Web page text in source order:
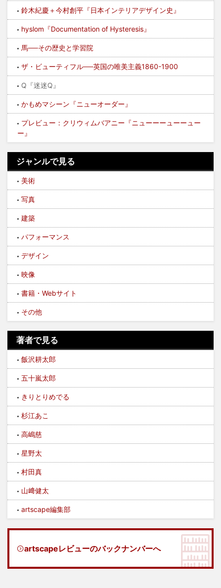
鈴木紀慶＋今村創平『日本インテリアデザイン史』
hyslom『Documentation of Hysteresis』
馬──その歴史と学習院
ザ・ビューティフル──英国の唯美主義1860-1900
Q『迷迷Q』
かもめマシーン『ニューオーダー』
プレビュー：クリウィムバアニー『ニューーーューーュー
ー』
ジャンルで見る
美術
写真
建築
パフォーマンス
デザイン
映像
書籍・Webサイト
その他
著者で見る
飯沢耕太郎
五十嵐太郎
きりとりめでる
杉江あこ
高嶋慈
星野太
村田真
山﨑健太
artscape編集部
artscapeレビューのバックナンバーへ